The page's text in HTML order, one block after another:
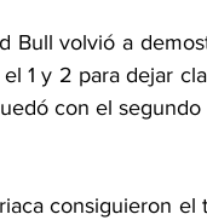
Bull volvió a
1 y 2 para dejar
con el segundo
consiguieron el